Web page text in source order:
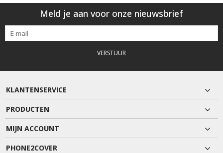
Meld je aan voor onze nieuwsbrief
VERSTUUR
KLANTENSERVICE
PRODUCTEN
MIJN ACCOUNT
PHONE2COVER